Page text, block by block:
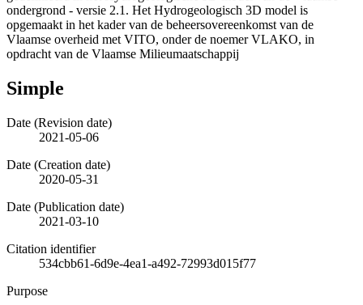
ondergrond - versie 2.1. Het Hydrogeologisch 3D model is
opgemaakt in het kader van de beheersovereenkomst van de
Vlaamse overheid met VITO, onder de noemer VLAKO, in
opdracht van de Vlaamse Milieumaatschappij
Simple
Date (Revision date)
2021-05-06
Date (Creation date)
2020-05-31
Date (Publication date)
2021-03-10
Citation identifier
534cbb61-6d9e-4ea1-a492-72993d015f77
Purpose